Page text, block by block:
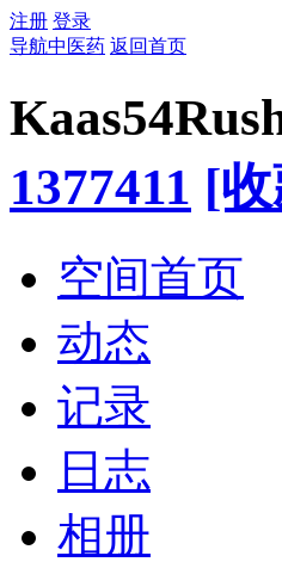
注册 登录
导航中医药 返回首页
1377411 [
空间首页
动态
记录
日志
相册